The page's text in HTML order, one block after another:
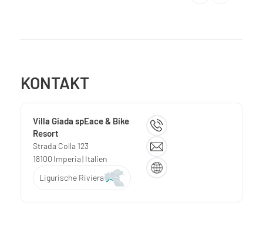
KONTAKT
Villa Giada spEace & Bike
Resort
Strada Colla 123
18100 Imperia| Italien
Ligurische Riviera